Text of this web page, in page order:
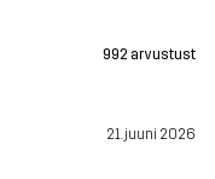
992 arvustust
21. juuni 2026